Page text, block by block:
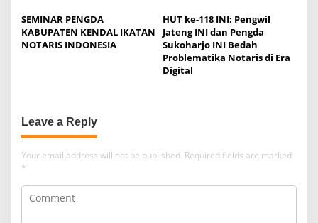
SEMINAR PENGDA
KABUPATEN KENDAL IKATAN
NOTARIS INDONESIA
HUT ke-118 INI: Pengwil
Jateng INI dan Pengda
Sukoharjo INI Bedah
Problematika Notaris di Era
Digital
Leave a Reply
Your email address will not be published. Required fields are marked
*